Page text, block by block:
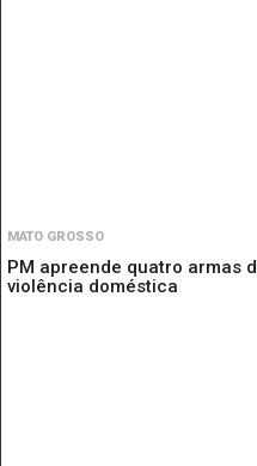
MATO GROSSO
PM apreende quatro armas
violência doméstica